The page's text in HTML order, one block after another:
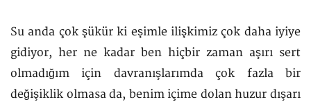
Su anda çok şükür ki eşimle ilişkimiz çok daha iyiye
gidiyor, her ne kadar ben hiçbir zaman aşırı sert
olmadığım için davranışlarımda çok fazla bir
değişiklik olmasa da, benim içime dolan huzur dışarı